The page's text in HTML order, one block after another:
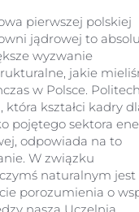
pierwszej polskiej
jądrowej to
wyzwanie
jakie
w Polsce.
która kształci kadry
pojętego sektora
odpowiada na to
W związku
naturalnym jest
porozumienia o